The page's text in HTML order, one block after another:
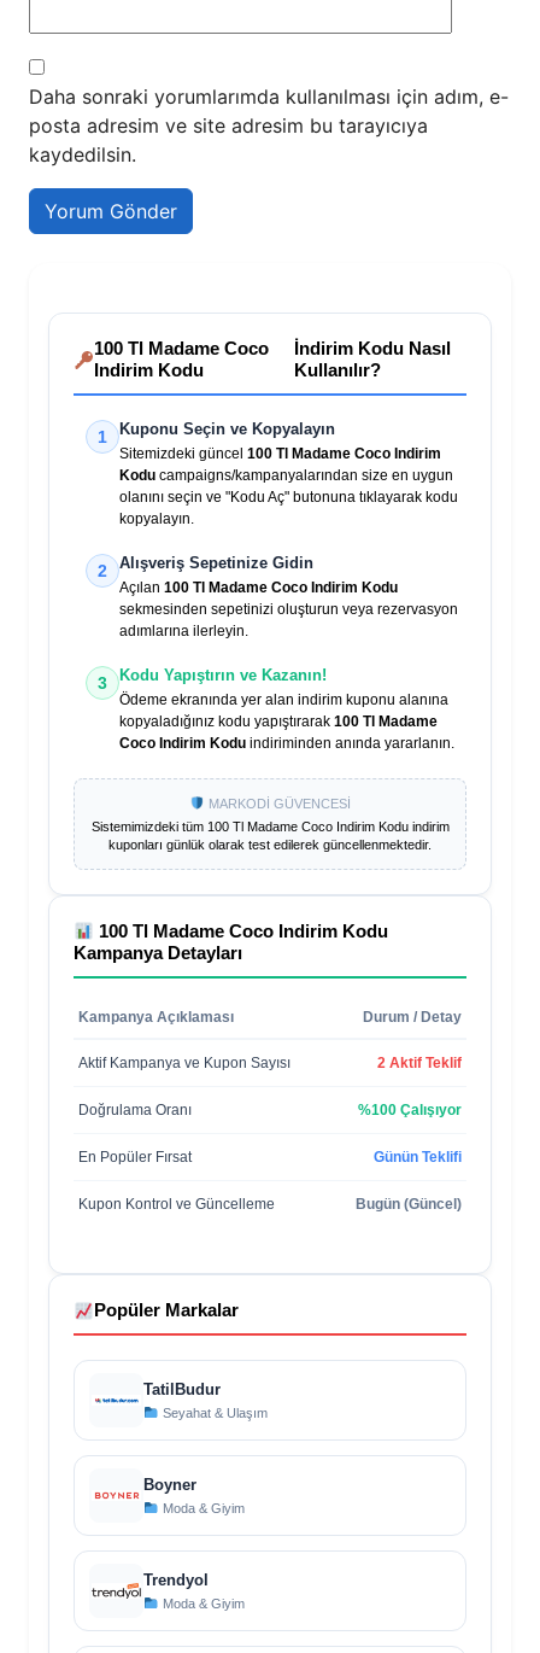
Daha sonraki yorumlarımda kullanılması için adım, e-
posta adresim ve site adresim bu tarayıcıya
kaydedilsin.
100 Tl Madame Coco
Indirim Kodu
İndirim Kodu Nasıl
Kullanılır?
1 Kuponu Seçin ve Kopyalayın
Sitemizdeki güncel 100 Tl Madame Coco Indirim
Kodu campaigns/kampanyalarından size en uygun
olanını seçin ve "Kodu Aç" butonuna tıklayarak kodu
kopyalayın.
2 Alışveriş Sepetinize Gidin
Açılan 100 Tl Madame Coco Indirim Kodu
sekmesinden sepetinizi oluşturun veya rezervasyon
adımlarına ilerleyin.
3 Kodu Yapıştırın ve Kazanın!
Ödeme ekranında yer alan indirim kuponu alanına
kopyaladığınız kodu yapıştırarak 100 Tl Madame
Coco Indirim Kodu indiriminden anında yararlanın.
MARKODİ GÜVENCESİ
Sistemimizdeki tüm 100 Tl Madame Coco Indirim Koduindirim
kuponları günlük olarak test edilerek güncellenmektedir.
100 Tl Madame Coco Indirim Kodu
Kampanya Detayları
Kampanya Açıklaması Durum / Detay
Aktif Kampanya ve Kupon Sayısı 2 Aktif Teklif
Doğrulama Oranı %100 Çalışıyor
En Popüler Fırsat Günün Teklifi
Kupon Kontrol ve Güncelleme Bugün (Güncel)
Popüler Markalar
TatilBudur
Seyahat & Ulaşım
Boyner
Moda & Giyim
Trendyol
Moda & Giyim